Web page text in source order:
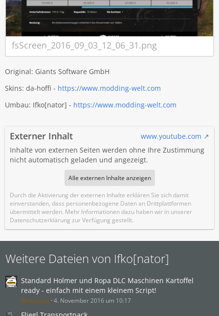
fsScreen_2016_09_03_12_06_31.png
Original: Giants Software GmbH
Skins: da-hoffi - https://www.modding-welt.com
Umbau: Ifko[nator] - https://www.modding-welt.com
Externer Inhalt
www.youtube.com
Inhalte von externen Seiten werden ohne Ihre Zustimmung
nicht automatisch geladen und angezeigt.
Alle externen Inhalte anzeigen
Durch die Aktivierung der externen Inhalte erklären Sie sich damit
einverstanden, dass personenbezogene Daten an Drittplattformen
übermittelt werden. Mehr Informationen dazu haben wir in unserer
Datenschutzerklärung zur Verfügung gestellt.
Weitere Dateien von Ifko[nator]
Standard Holmer und Ropa DLC Maschinen Kartoffel
ready - einfach mit einem kleinem Script!
Ifko[nator] 4. November 2016 um 10:17